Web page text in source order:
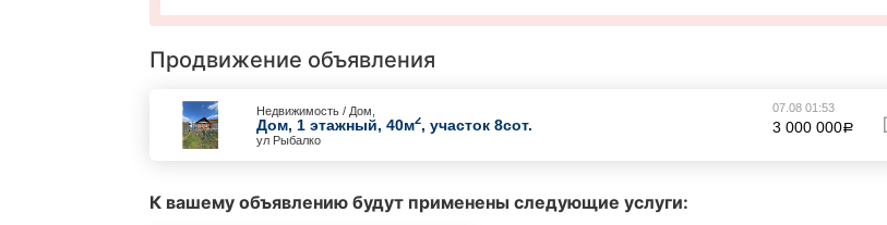
Продвижение объявления
Недвижимость / Дом,
Дом, 1 этажный, 40м2, участок 8сот.
ул Рыбалко
07.08 01:53
3 000 000a
К вашему объявлению будут применены следующие услуги: